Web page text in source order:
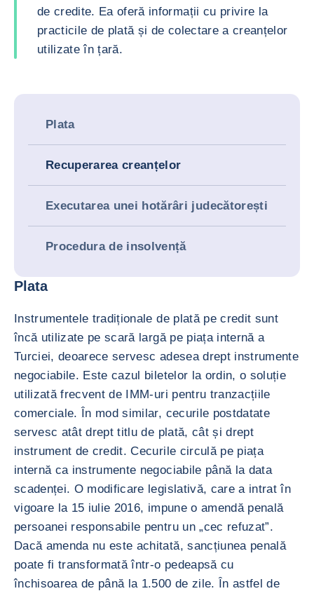
de credite. Ea oferă informații cu privire la
practicile de plată și de colectare a creanțelor
utilizate în țară.
Plata
Recuperarea creanțelor
Executarea unei hotărâri judecătorești
Procedura de insolvență
Plata
Instrumentele tradiționale de plată pe credit sunt
încă utilizate pe scară largă pe piața internă a
Turciei, deoarece servesc adesea drept instrumente
negociabile. Este cazul biletelor la ordin, o soluție
utilizată frecvent de IMM-uri pentru tranzacțiile
comerciale. În mod similar, cecurile postdatate
servesc atât drept titlu de plată, cât și drept
instrument de credit. Cecurile circulă pe piața
internă ca instrumente negociabile până la data
scadenței. O modificare legislativă, care a intrat în
vigoare la 15 iulie 2016, impune o amendă penală
persoanei responsabile pentru un „cec refuzat”.
Dacă amenda nu este achitată, sancțiunea penală
poate fi transformată într-o pedeapsă cu
închisoarea de până la 1.500 de zile. În astfel de